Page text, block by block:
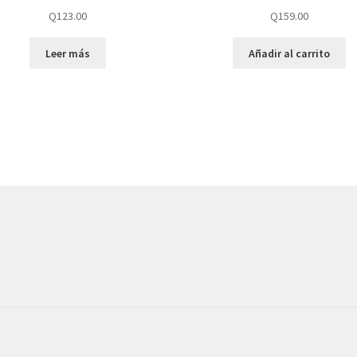
Q123.00
Leer más
Q159.00
Añadir al carrito